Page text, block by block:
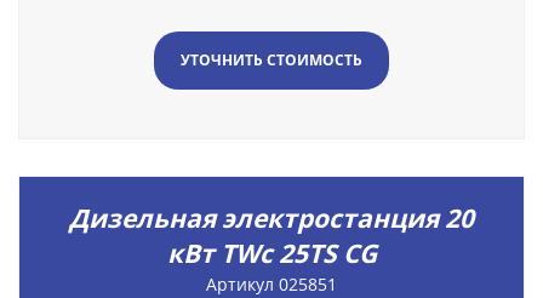
УТОЧНИТЬ СТОИМОСТЬ
Дизельная электростанция 20
кВт TWc 25TS CG
Артикул 025851